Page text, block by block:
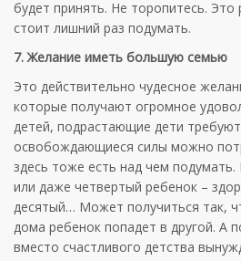
будет принять. Не торопитесь.
стоит лишний раз подумать.
7. Желание иметь большую семью
Это действительно чудесное
которые получают огромное
детей, подрастающие дети
освобождающиеся силы можно
здесь тоже есть над чем подумать.
или даже четвертый ребенок –
десятый… Может получиться так,
дома ребенок попадет в другой. А
вместо счастливого детства